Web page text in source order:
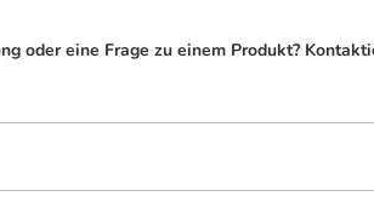
oder eine Frage zu einem Produkt?